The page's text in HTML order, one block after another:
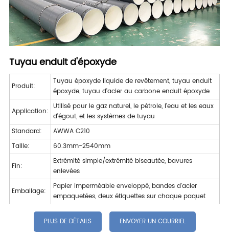
Tuyau enduit d'époxyde
Produit:
Tuyau époxyde liquide de revêtement, tuyau enduit
époxyde, tuyau d'acier au carbone enduit époxyde
Application:
Utilisé pour le gaz naturel, le pétrole, l'eau et les eaux
d'égout, et les systèmes de tuyau
Standard:
AWWA C210
Taille:
60.3mm-2540mm
Fin:
Extrémité simple/extrémité biseautée, bavures
enlevées
Emballage:
Papier imperméable enveloppé, bandes d'acier
empaquetées, deux étiquettes sur chaque paquet
PLUS DE DÉTAILS ENVOYER UN COURRIEL